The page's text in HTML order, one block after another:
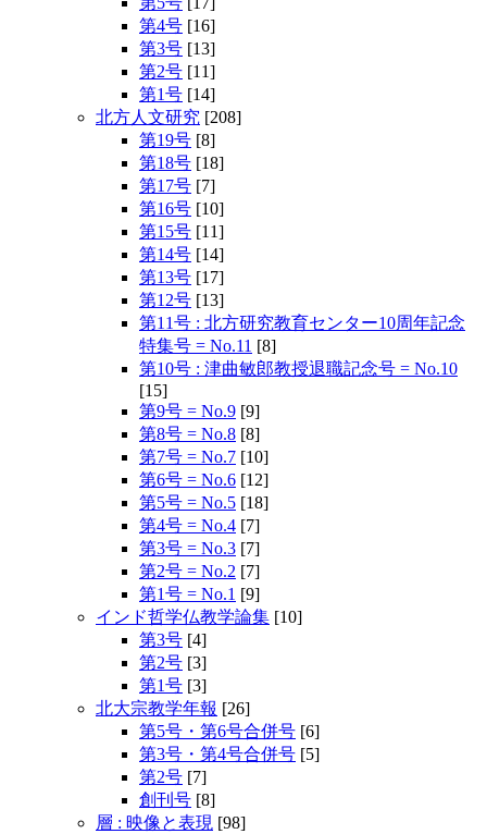
第4号 [16]
第3号 [13]
第2号 [11]
第1号 [14]
北方人文研究 [208]
第19号 [8]
第18号 [18]
第17号 [7]
第16号 [10]
第15号 [11]
第14号 [14]
第13号 [17]
第12号 [13]
第11号 : 北方研究教育センター10周年記念
特集号 = No.11 [8]
第10号 : 津曲敏郎教授退職記念号 = No.10
[15]
第9号 = No.9 [9]
第8号 = No.8 [8]
第7号 = No.7 [10]
第6号 = No.6 [12]
第5号 = No.5 [18]
第4号 = No.4 [7]
第3号 = No.3 [7]
第2号 = No.2 [7]
第1号 = No.1 [9]
インド哲学仏教学論集 [10]
第3号 [4]
第2号 [3]
第1号 [3]
北大宗教学年報 [26]
第5号・第6号合併号 [6]
第3号・第4号合併号 [5]
第2号 [7]
創刊号 [8]
層 : 映像と表現 [98]